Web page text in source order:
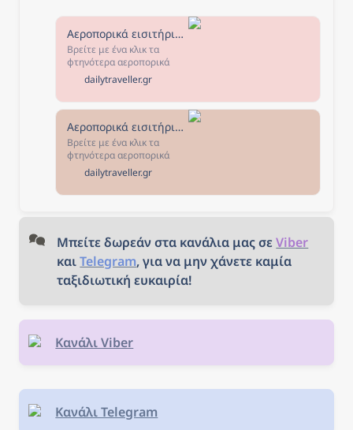
Αεροπορικά εισιτήρια από Αθήνα - The Daily Traveller
Βρείτε με ένα κλικ τα
φτηνότερα αεροπορικά
εισιτήρια από Αθήνα για
τους αγαπημένους σας
προορισμούς! Επιλέξτε τον
προορισμό που σας
ενδιαφέρει, κλείστε τα
εισιτήριά σας και... καλό
ταξίδι!
dailytraveller.gr
Αεροπορικά εισιτήρια από Θεσσαλονίκη - The Daily Traveller
Βρείτε με ένα κλικ τα
φτηνότερα αεροπορικά
εισιτήρια από Θεσσαλονίκη
για τους αγαπημένους σας
προορισμούς! Επιλέξτε τον
ταξίδι!
dailytraveller.gr
Μπείτε δωρεάν στα κανάλια μας σε Viber
και Telegram, για να μην χάνετε καμία
ταξιδιωτική ευκαιρία!
Κανάλι Viber
Κανάλι Telegram